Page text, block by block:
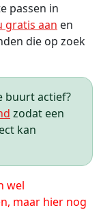
passen in
gratis aan en
die op zoek
buurt actief?
zodat een
kan
wel
maar hier nog